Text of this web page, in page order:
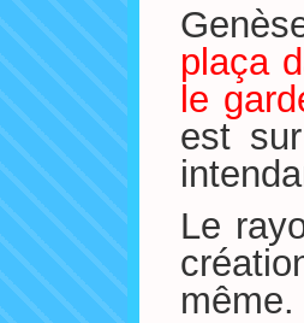
plaça
le
est
Le
même.